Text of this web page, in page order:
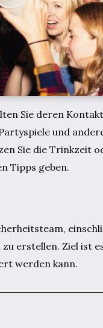
Sie deren
und
Sie die Trinkzeit
Tipps geben.
erstellen. Ziel ist
werden kann.